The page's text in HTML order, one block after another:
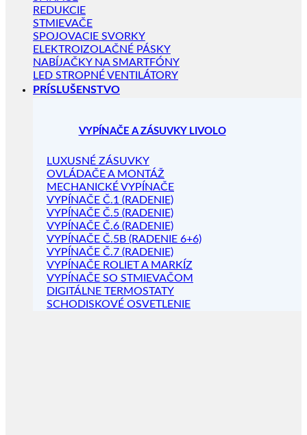
REDUKCIE
STMIEVAČE
SPOJOVACIE SVORKY
ELEKTROIZOLAČNÉ PÁSKY
NABÍJAČKY NA SMARTFÓNY
LED STROPNÉ VENTILÁTORY
PRÍSLUŠENSTVO
VYPÍNAČE A ZÁSUVKY LIVOLO
LUXUSNÉ ZÁSUVKY
OVLÁDAČE A MONTÁŽ
MECHANICKÉ VYPÍNAČE
VYPÍNAČE Č.1 (RADENIE)
VYPÍNAČE Č.5 (RADENIE)
VYPÍNAČE Č.6 (RADENIE)
VYPÍNAČE Č.5B (RADENIE 6+6)
VYPÍNAČE Č.7 (RADENIE)
VYPÍNAČE ROLIET A MARKÍZ
VYPÍNAČE SO STMIEVAČOM
DIGITÁLNE TERMOSTATY
SCHODISKOVÉ OSVETLENIE